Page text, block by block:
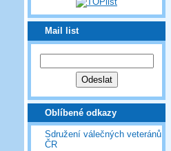
Mail list
Oblíbené odkazy
Sdružení válečných veteránů
ČR